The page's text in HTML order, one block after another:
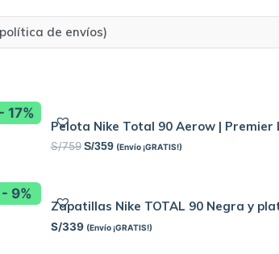
de envíos)
- 17%
Pelota Nike Total 90 Aerow | Premier
S/759 S/359 (Envío ¡GRATIS!)
- 9%
Zapatillas Nike TOTAL 90 Negra y
S/339 (Envío ¡GRATIS!)